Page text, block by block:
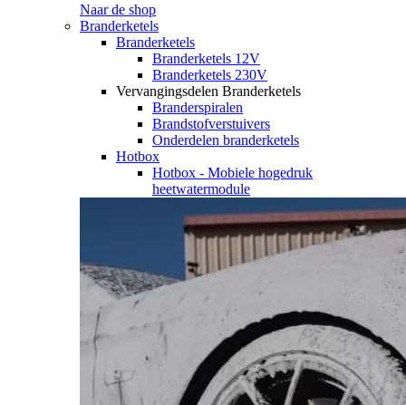
Naar de shop
Branderketels
Branderketels
Branderketels 12V
Branderketels 230V
Vervangingsdelen Branderketels
Branderspiralen
Brandstofverstuivers
Onderdelen branderketels
Hotbox
Hotbox - Mobiele hogedruk
heetwatermodule